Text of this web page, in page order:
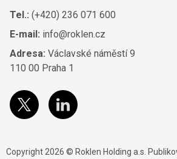
Tel.: (+420) 236 071 600
E-mail: info@roklen.cz
Adresa: Václavské náměstí 9
110 00 Praha 1
Copyright 2026 © Roklen Holding a.s.